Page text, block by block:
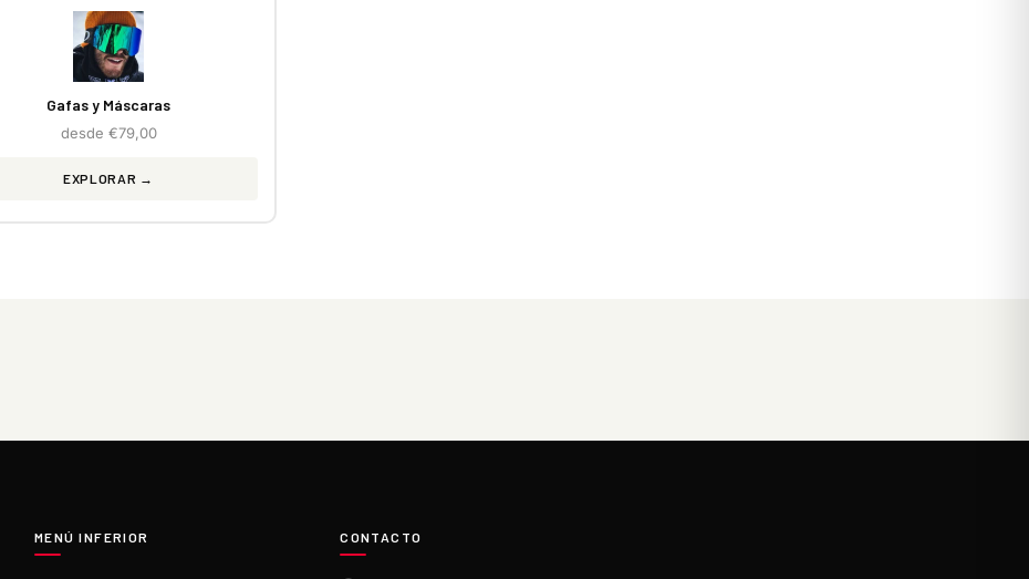
Gafas y Máscaras
desde €79,00
EXPLORAR →
MENÚ INFERIOR CONTACTO